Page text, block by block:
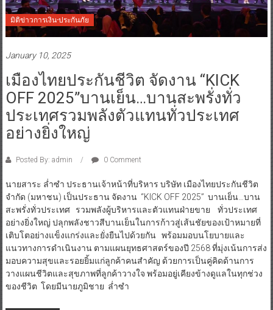
มิติข่าวการเงิน-ประกันภัย
January 10, 2025
เมืองไทยประกันชีวิต จัดงาน “KICK
OFF 2025”บานเย็น…บานสะพรั่งทั่ว
ประเทศรวมพลังตัวแทนทั่วประเทศ
อย่างยิ่งใหญ่
Posted By: admin 0 Comment
นายสาระ ล่ำซำ ประธานเจ้าหน้าที่บริหาร บริษัท เมืองไทยประกันชีวิต
จำกัด (มหาชน) เป็นประธาน จัดงาน “KICK OFF 2025” บานเย็น…บาน
สะพรั่งทั่วประเทศ รวมพลังผู้บริหารและตัวแทนฝ่ายขาย ทั่วประเทศ
อย่างยิ่งใหญ่ ปลุกพลังชาวสีบานเย็นในการก้าวสู่เส้นชัยของเป้าหมายที่
เติบโตอย่างแข็งแกร่งและยั่งยืนไปด้วยกัน พร้อมมอบนโยบายและ
แนวทางการดำเนินงาน ตามแผนยุทธศาสตร์ของปี 2568 ที่มุ่งเน้นการส่ง
มอบความสุขและรอยยิ้มแก่ลูกค้าคนสำคัญ ด้วยการเป็นคู่คิดด้านการ
วางแผนชีวิตและสุขภาพที่ลูกค้าวางใจ พร้อมอยู่เคียงข้างดูแลในทุกช่วง
ของชีวิต โดยมีนายภูมิชาย ล่ำซำ